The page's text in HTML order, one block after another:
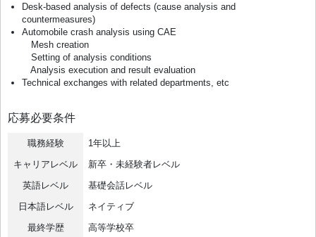
Desk-based analysis of defects (cause analysis and
countermeasures)
Automobile crash analysis using CAE
Mesh creation
Setting of analysis conditions
Analysis execution and result evaluation
Technical exchanges with related departments, etc
応募必要条件
職務経験
1年以上
キャリアレベル
新卒・未経験者レベル
英語レベル
基礎会話レベル
日本語レベル
ネイティブ
最終学歴
高等学校卒